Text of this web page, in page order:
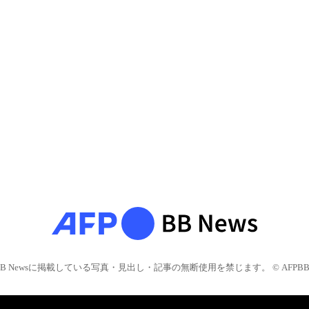
Newsに掲載している写真・見出し・記事の無断使用を禁じます。 © AFPBB